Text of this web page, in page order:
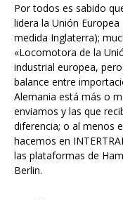
Por todos es sabido
lidera la Unión
medida Inglaterra);
«Locomotora de la
industrial europea,
balance entre
Alemania está más o
enviamos y las que
diferencia; o al menos
hacemos en
las plataformas de
Berlin.